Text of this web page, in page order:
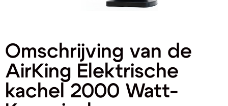
Omschrijving van de
AirKing Elektrische
kachel 2000 Watt-